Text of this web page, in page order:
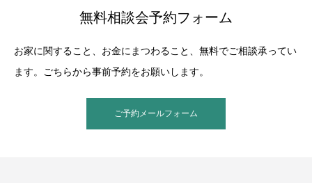
無料相談会予約フォーム
お家に関すること、お金にまつわること、無料でご相談承ってい
ます。ごちらから事前予約をお願いします。
ご予約メールフォーム